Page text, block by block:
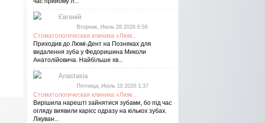
Євгеній
Вторник, Июль 28 2026 6:58
Стоматологическая клиника «Люм...
Приходив до Люмі-Дент на Позняках для
видалення зуба у Федоришина Миколи
Анатолійовича. Найбільше хв...
Anastasia
Пятница, Июль 10 2026 1:37
Стоматологическая клиника «Люм...
Вирішила нарешті зайнятися зубами, бо під час
огляду виявили карієс одразу на кількох зубах.
Лікуван...